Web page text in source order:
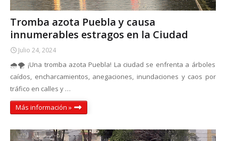
Tromba azota Puebla y causa
innumerables estragos en la Ciudad
Julio 24, 2024
🌧️🌪️ ¡Una tromba azota Puebla! La ciudad se enfrenta a árboles
caídos, encharcamientos, anegaciones, inundaciones y caos por
tráfico en calles y …
Más información »